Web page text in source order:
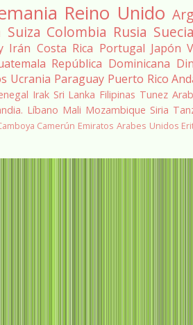
Reino Unido
Suiza Colombia Rusia Suecia
Irán Costa Rica Portugal Japón
República Dominicana
Ucrania Paraguay Puerto Rico
Irak Sri Lanka Filipinas Tunez
Líbano Mali Mozambique Siria
Camerún Emiratos Arabes Unidos